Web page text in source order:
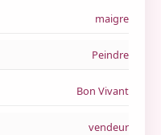
maigre
Peindre
Bon Vivant
vendeur